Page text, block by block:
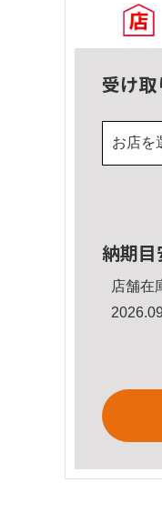
受け取
お店を
納期目
店舗在